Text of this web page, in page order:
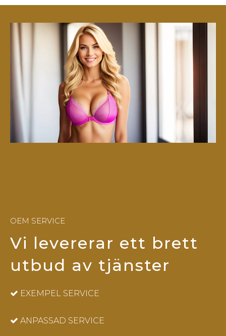
OEM SERVICE
Vi levererar ett brett
utbud av tjänster
 EXEMPEL SERVICE
 ANPASSAD SERVICE